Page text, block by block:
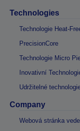
Technologies
Technologie Heat-
PrecisionCore
Technologie Micro
Inovativní
Udržitelné
Company
Webová stránka